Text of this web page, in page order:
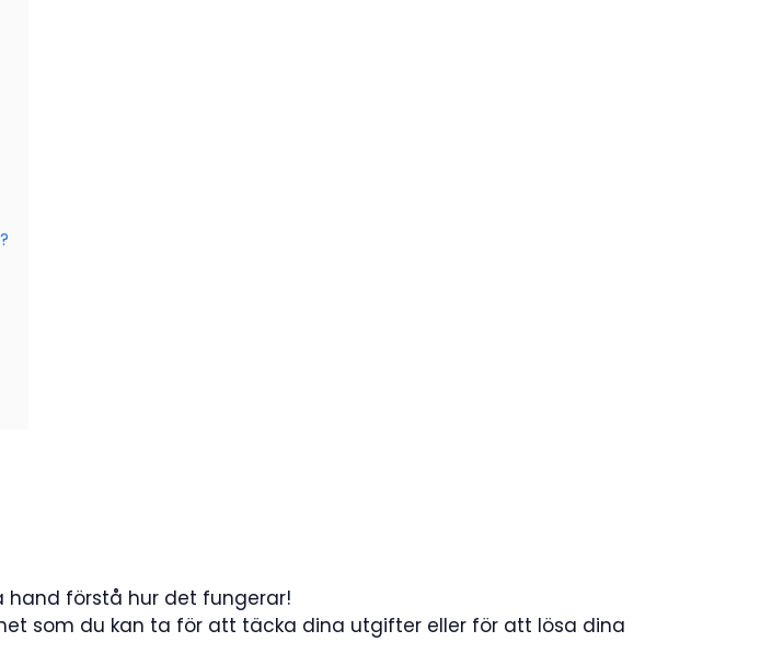
hand förstå hur det fungerar!
som du kan ta för att täcka dina utgifter eller för att lösa dina